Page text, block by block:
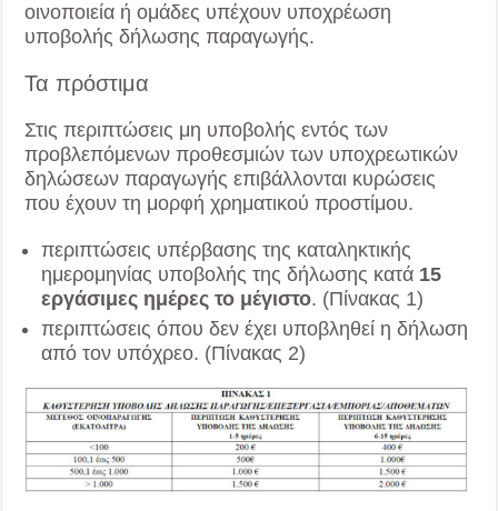
οινοποιεία ή ομάδες υπέχουν υποχρέωση
υποβολής δήλωσης παραγωγής.
Τα πρόστιμα
Στις περιπτώσεις μη υποβολής εντός των
προβλεπόμενων προθεσμιών των υποχρεωτικών
δηλώσεων παραγωγής επιβάλλονται κυρώσεις
που έχουν τη μορφή χρηματικού προστίμου.
περιπτώσεις υπέρβασης της καταληκτικής
ημερομηνίας υποβολής της δήλωσης κατά 15
εργάσιμες ημέρες το μέγιστο. (Πίνακας 1)
περιπτώσεις όπου δεν έχει υποβληθεί η δήλωση
από τον υπόχρεο. (Πίνακας 2)